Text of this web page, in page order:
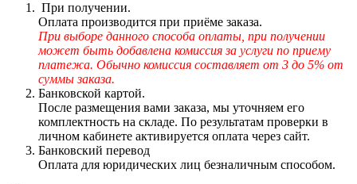
При получении.
Оплата производится при приёме заказа.
При выборе данного способа оплаты, при получении
может быть добавлена комиссия за услуги по приему
платежа. Обычно комиссия составляет от 3 до 5% от
суммы заказа.
Банковской картой.
После размещения вами заказа, мы уточняем его
комплектность на складе. По результатам проверки в
личном кабинете активируется оплата через сайт.
Банковский перевод
Оплата для юридических лиц безналичным способом.